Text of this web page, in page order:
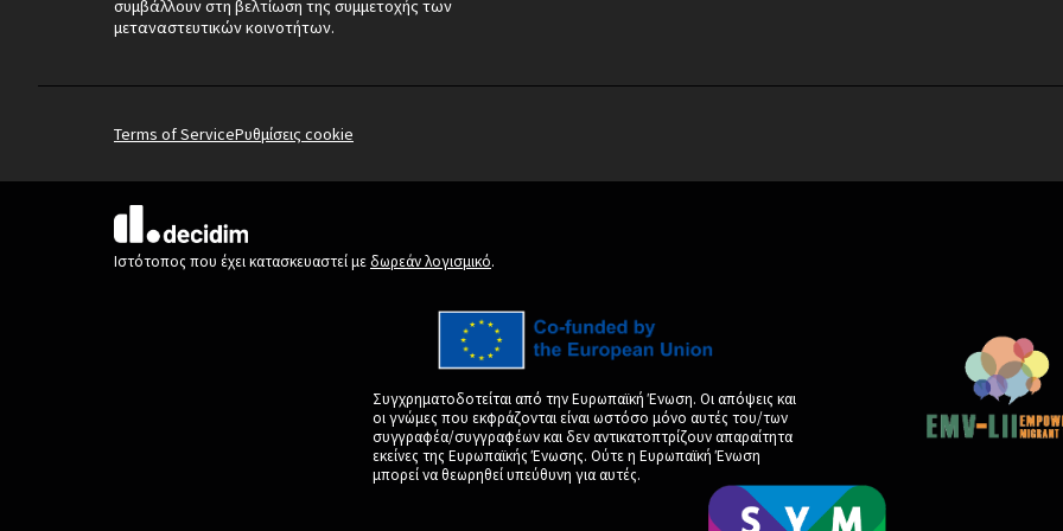
συμβάλλουν στη βελτίωση της συμμετοχής των
μεταναστευτικών κοινοτήτων.
Terms of ServiceΡυθμίσεις cookie
(Εξωτερική σύνδεση)
Ιστότοπος που έχει κατασκευαστεί με δωρεάν λογισμικό.
Συγχρηματοδοτείται από την Ευρωπαϊκή Ένωση. Οι απόψεις και
οι γνώμες που εκφράζονται είναι ωστόσο μόνο αυτές του/των
συγγραφέα/συγγραφέων και δεν αντικατοπτρίζουν απαραίτητα
εκείνες της Ευρωπαϊκής Ένωσης. Ούτε η Ευρωπαϊκή Ένωση
μπορεί να θεωρηθεί υπεύθυνη για αυτές.